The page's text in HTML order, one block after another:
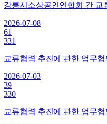
강릉시소상공인연합회 간 교
2026-07-08
61
331
교류협력 추진에 관한 업무
2026-07-03
39
330
교류협력 추진에 관한 업무